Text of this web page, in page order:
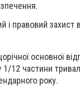
і правовий захист
основної
12 частини
року.